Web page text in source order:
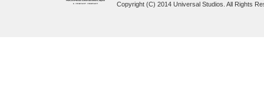
Copyright (C) 2014 Universal Studios. All Rights